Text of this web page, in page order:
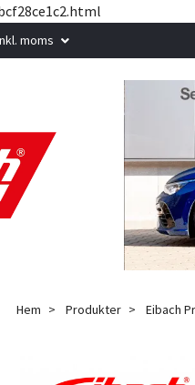
moms
Hem Produkter Eibach